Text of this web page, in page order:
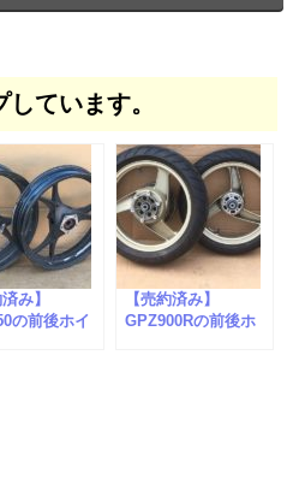
ています。
み】
の前後ホイ
【売約済み】
GPZ900Rの前後ホ